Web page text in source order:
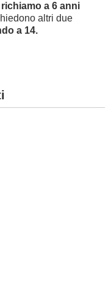
richiamo a 6 anni
altri due
a 14.